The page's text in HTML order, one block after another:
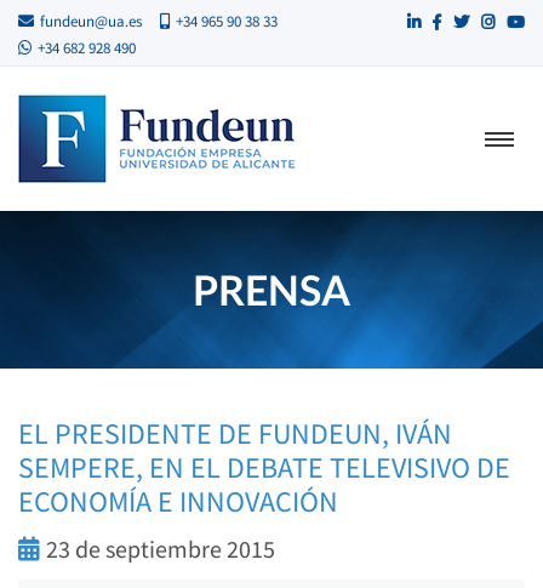
fundeun@ua.es
+34 965 90 38 33
+34 682 928 490
PRENSA
EL PRESIDENTE DE FUNDEUN, IVÁN
SEMPERE, EN EL DEBATE TELEVISIVO DE
ECONOMÍA E INNOVACIÓN
23 de septiembre 2015